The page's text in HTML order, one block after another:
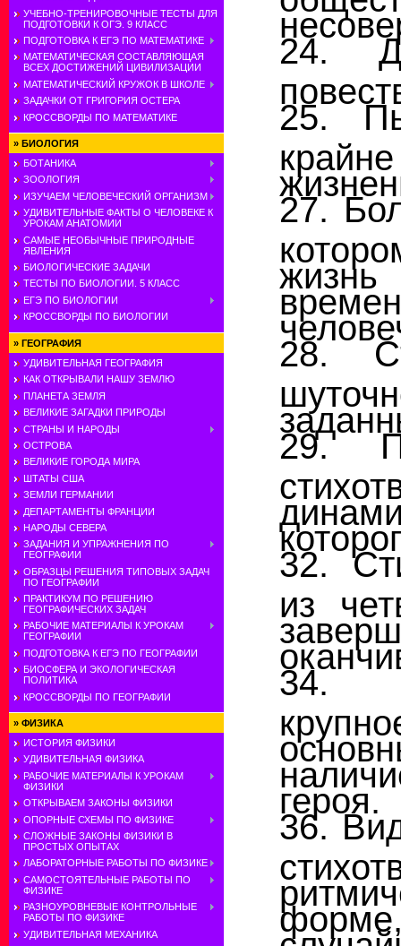
УЧЕБНО-ТРЕНИРОВОЧНЫЕ ТЕСТЫ ДЛЯ
ПОДГОТОВКИ К ОГЭ. 9 КЛАСС
ПОДГОТОВКА К ЕГЭ ПО МАТЕМАТИКЕ
МАТЕМАТИЧЕСКАЯ СОСТАВЛЯЮЩАЯ
ВСЕХ ДОСТИЖЕНИЙ ЦИВИЛИЗАЦИИ
МАТЕМАТИЧЕСКИЙ КРУЖОК В ШКОЛЕ
ЗАДАЧКИ ОТ ГРИГОРИЯ ОСТЕРА
КРОССВОРДЫ ПО МАТЕМАТИКЕ
» БИОЛОГИЯ
БОТАНИКА
ЗООЛОГИЯ
ИЗУЧАЕМ ЧЕЛОВЕЧЕСКИЙ ОРГАНИЗМ
УДИВИТЕЛЬНЫЕ ФАКТЫ О ЧЕЛОВЕКЕ К
УРОКАМ АНАТОМИИ
САМЫЕ НЕОБЫЧНЫЕ ПРИРОДНЫЕ
ЯВЛЕНИЯ
БИОЛОГИЧЕСКИЕ ЗАДАЧИ
ТЕСТЫ ПО БИОЛОГИИ. 5 КЛАСС
ЕГЭ ПО БИОЛОГИИ
КРОССВОРДЫ ПО БИОЛОГИИ
» ГЕОГРАФИЯ
УДИВИТЕЛЬНАЯ ГЕОГРАФИЯ
КАК ОТКРЫВАЛИ НАШУ ЗЕМЛЮ
ПЛАНЕТА ЗЕМЛЯ
ВЕЛИКИЕ ЗАГАДКИ ПРИРОДЫ
СТРАНЫ И НАРОДЫ
ОСТРОВА
ВЕЛИКИЕ ГОРОДА МИРА
ШТАТЫ США
ЗЕМЛИ ГЕРМАНИИ
ДЕПАРТАМЕНТЫ ФРАНЦИИ
НАРОДЫ СЕВЕРА
ЗАДАНИЯ И УПРАЖНЕНИЯ ПО
ГЕОГРАФИИ
ОБРАЗЦЫ РЕШЕНИЯ ТИПОВЫХ ЗАДАЧ
ПО ГЕОГРАФИИ
ПРАКТИКУМ ПО РЕШЕНИЮ
ГЕОГРАФИЧЕСКИХ ЗАДАЧ
РАБОЧИЕ МАТЕРИАЛЫ К УРОКАМ
ГЕОГРАФИИ
ПОДГОТОВКА К ЕГЭ ПО ГЕОГРАФИИ
БИОСФЕРА И ЭКОЛОГИЧЕСКАЯ
ПОЛИТИКА
КРОССВОРДЫ ПО ГЕОГРАФИИ
» ФИЗИКА
ИСТОРИЯ ФИЗИКИ
УДИВИТЕЛЬНАЯ ФИЗИКА
РАБОЧИЕ МАТЕРИАЛЫ К УРОКАМ
ФИЗИКИ
ОТКРЫВАЕМ ЗАКОНЫ ФИЗИКИ
ОПОРНЫЕ СХЕМЫ ПО ФИЗИКЕ
СЛОЖНЫЕ ЗАКОНЫ ФИЗИКИ В
ПРОСТЫХ ОПЫТАХ
ЛАБОРАТОРНЫЕ РАБОТЫ ПО ФИЗИКЕ
САМОСТОЯТЕЛЬНЫЕ РАБОТЫ ПО
ФИЗИКЕ
РАЗНОУРОВНЕВЫЕ КОНТРОЛЬНЫЕ
РАБОТЫ ПО ФИЗИКЕ
УДИВИТЕЛЬНАЯ МЕХАНИКА
24.
25.
27.
жизнь
28.
29.
32.
из
34.
героя.
36.